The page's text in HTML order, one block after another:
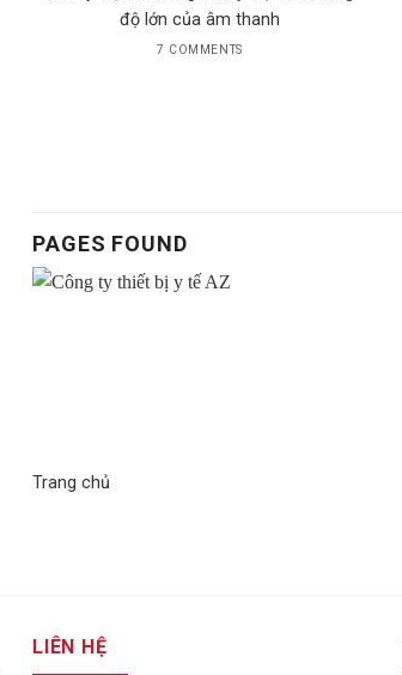
độ lớn của âm thanh
7 COMMENTS
PAGES FOUND
Trang chủ
LIÊN HỆ